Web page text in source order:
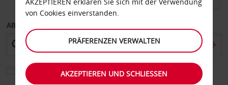
ABHOLEN VON
Eine andere Rückgabestation auswählen
von Cookies einverstanden.
PRÄFERENZEN VERWALTEN
AKZEPTIEREN UND SCHLIESSEN